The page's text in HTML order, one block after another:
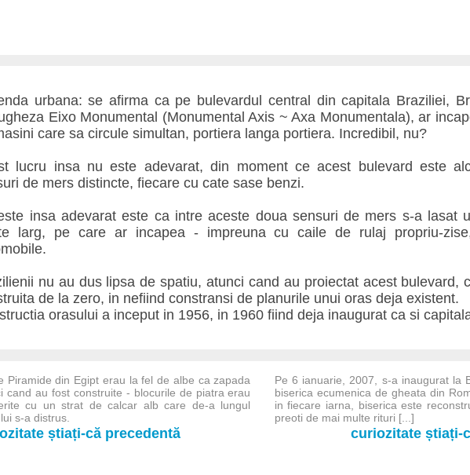
urbana: se afirma ca pe bulevardul central din capitala Braziliei,
Eixo Monumental (Monumental Axis ~ Axa Monumentala), ar
care sa circule simultan, portiera langa portiera. Incredibil, nu?
lucru insa nu este adevarat, din moment ce acest bulevard este
de mers distincte, fiecare cu cate sase benzi.
insa adevarat este ca intre aceste doua sensuri de mers s-a lasat
larg, pe care ar incapea - impreuna cu caile de rulaj propriu-
nu au dus lipsa de spatiu, atunci cand au proiectat acest bulevard,
de la zero, in nefiind constransi de planurile unui oras deja existent.
orasului a inceput in 1956, in 1960 fiind deja inaugurat ca si
Piramide din Egipt erau la fel de albe ca zapada
cand au fost construite - blocurile de piatra erau
cu un strat de calcar alb care de-a lungul
s-a distrus.
știați-că precedentă
Pe 6 ianuarie, 2007, s-a inaugurat la
biserica ecumenica de gheata din
in fiecare iarna, biserica este
preoti de mai multe rituri [...]
curiozitate știați-